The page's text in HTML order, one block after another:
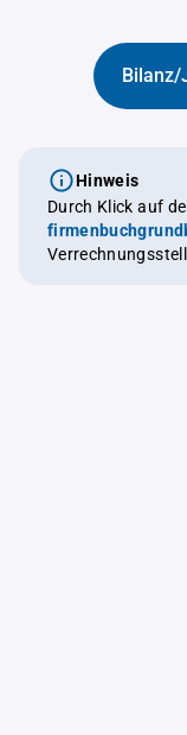
Bilanz/
Hinweis
Durch Klick auf